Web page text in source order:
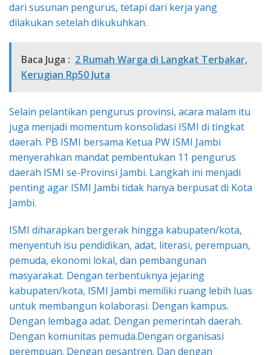
dari susunan pengurus, tetapi dari kerja yang
dilakukan setelah dikukuhkan.
Baca Juga : 2 Rumah Warga di Langkat Terbakar,
Kerugian Rp50 Juta
Selain pelantikan pengurus provinsi, acara malam itu
juga menjadi momentum konsolidasi ISMI di tingkat
daerah. PB ISMI bersama Ketua PW ISMI Jambi
menyerahkan mandat pembentukan 11 pengurus
daerah ISMI se-Provinsi Jambi. Langkah ini menjadi
penting agar ISMI Jambi tidak hanya berpusat di Kota
Jambi.
ISMI diharapkan bergerak hingga kabupaten/kota,
menyentuh isu pendidikan, adat, literasi, perempuan,
pemuda, ekonomi lokal, dan pembangunan
masyarakat. Dengan terbentuknya jejaring
kabupaten/kota, ISMI Jambi memiliki ruang lebih luas
untuk membangun kolaborasi. Dengan kampus.
Dengan lembaga adat. Dengan pemerintah daerah.
Dengan komunitas pemuda.Dengan organisasi
perempuan. Dengan pesantren. Dan dengan